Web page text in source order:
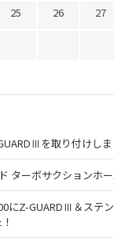
25 26 27
を取り付けしま
ターボサクションホー
にZ-GUARDⅢ＆ステ